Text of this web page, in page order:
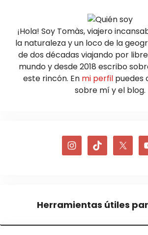
¡Hola! Soy Tomàs, viajero
la naturaleza y un loco de la
de dos décadas viajando por
mundo y desde 2018 escribo
este rincón. En mi perfil puedes
sobre mí y el blog.
Herramientas útiles